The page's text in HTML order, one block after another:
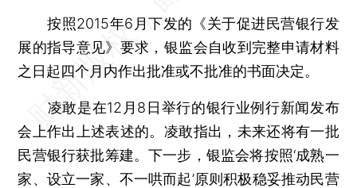
按照2015年6月下发的《关于促进民营银行发
展的指导意见》要求，银监会自收到完整申请材料
之日起四个月内作出批准或不批准的书面决定。
凌敢是在12月8日举行的银行业例行新闻发布
会上作出上述表述的。凌敢指出，未来还将有一批
民营银行获批筹建。下一步，银监会将按照‘成熟一
家、设立一家、不一哄而起’原则积极稳妥推动民营